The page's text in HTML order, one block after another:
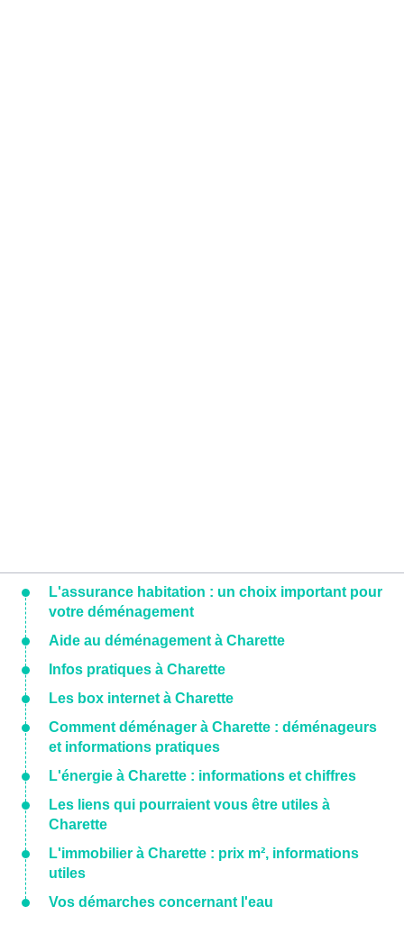
L'assurance habitation : un choix important pour
votre déménagement
Aide au déménagement à Charette
Infos pratiques à Charette
Les box internet à Charette
Comment déménager à Charette : déménageurs
et informations pratiques
L'énergie à Charette : informations et chiffres
Les liens qui pourraient vous être utiles à
Charette
L'immobilier à Charette : prix m², informations
utiles
Vos démarches concernant l'eau